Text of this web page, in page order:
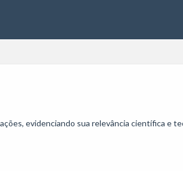
evidenciando sua relevância científica e